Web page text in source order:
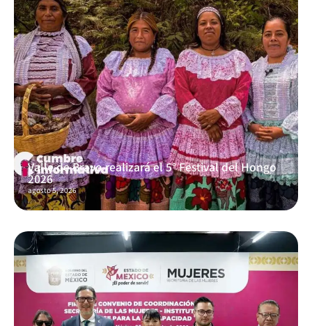
Valle de Bravo realizará el 5° Festival del Hongo
2026
agosto 5, 2026